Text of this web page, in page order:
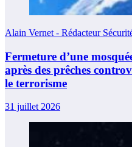
Alain Vernet - Rédacteur
Fermeture d’une
après des prêches
le terrorisme
31 juillet 2026